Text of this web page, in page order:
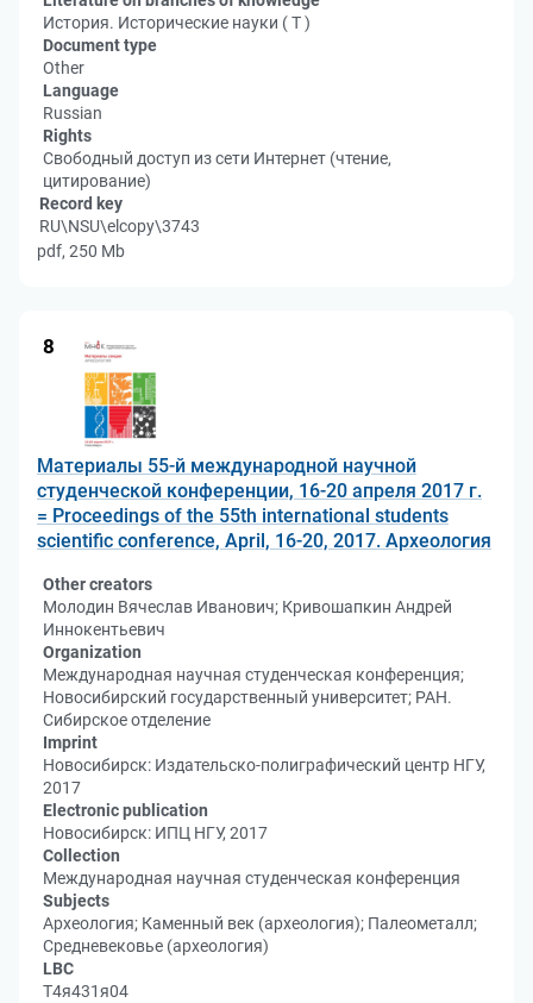
История. Исторические науки ( Т )
Document type
Other
Language
Russian
Rights
Свободный доступ из сети Интернет (чтение,
цитирование)
Record key
RU\NSU\elcopy\3743
pdf, 250 Mb
8
Материалы 55-й международной научной
студенческой конференции, 16-20 апреля 2017 г.
= Proceedings of the 55th international students
scientific conference, April, 16-20, 2017. Археология
Other creators
Молодин Вячеслав Иванович; Кривошапкин Андрей
Иннокентьевич
Organization
Международная научная студенческая конференция;
Новосибирский государственный университет; РАН.
Сибирское отделение
Imprint
Новосибирск: Издательско-полиграфический центр НГУ,
2017
Electronic publication
Новосибирск: ИПЦ НГУ, 2017
Collection
Международная научная студенческая конференция
Subjects
Археология; Каменный век (археология); Палеометалл;
Средневековье (археология)
LBC
Т4я431я04